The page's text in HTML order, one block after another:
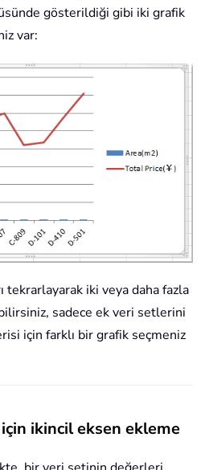
gösterildiği gibi iki grafik
var:
tekrarlayarak iki veya daha fazla
sadece ek veri setlerini
için farklı bir grafik seçmeniz
ikincil eksen ekleme